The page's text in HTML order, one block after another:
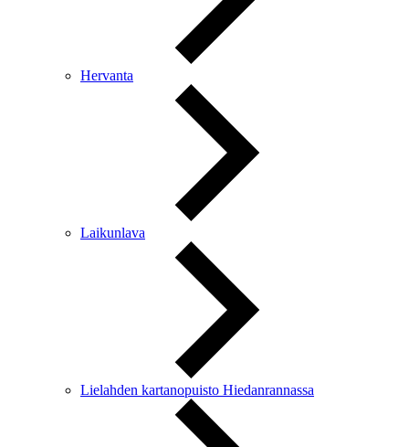
Hervanta
Laikunlava
Lielahden kartanopuisto Hiedanrannassa